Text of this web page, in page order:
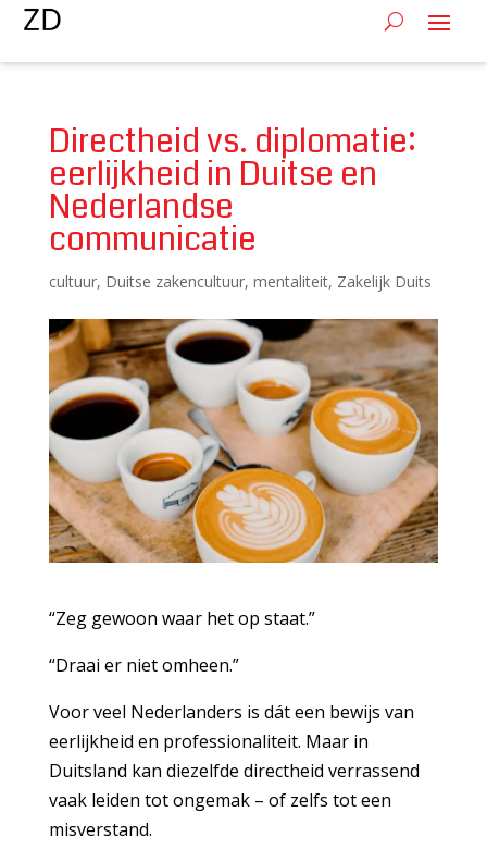
Directheid vs. diplomatie:
eerlijkheid in Duitse en
Nederlandse
communicatie
cultuur, Duitse zakencultuur, mentaliteit, Zakelijk Duits
“Zeg gewoon waar het op staat.”
“Draai er niet omheen.”
Voor veel Nederlanders is dát een bewijs van
eerlijkheid en professionaliteit. Maar in
Duitsland kan diezelfde directheid verrassend
vaak leiden tot ongemak – of zelfs tot een
misverstand.